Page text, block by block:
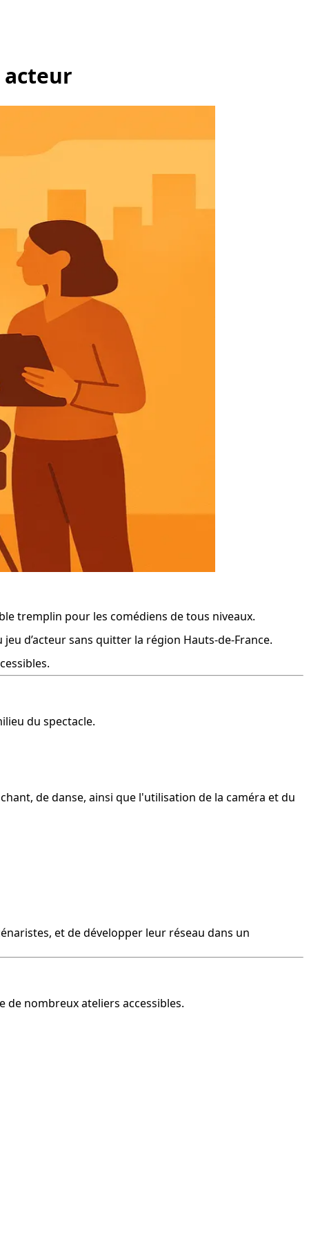
acteur
tremplin pour les comédiens de tous niveaux.
d’acteur sans quitter la région Hauts-de-France.
du spectacle.
de danse, ainsi que l'utilisation de la caméra et du
et de développer leur réseau dans un
nombreux ateliers accessibles.